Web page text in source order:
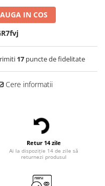
IN COS
17puncte de fidelitate
Cere informatii
Retur 14 zile
Ai la dispoziție 14 de zile să
returnezi produsul